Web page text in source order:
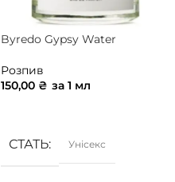
Byredo Gypsy Water
Розпив
150,00 ₴ за 1 мл
СТАТЬ Унісекс